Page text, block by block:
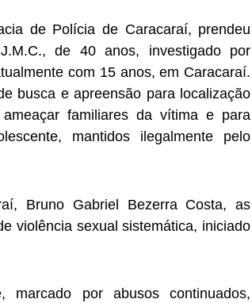
de Polícia de Caracaraí, prendeu
de 40 anos, investigado por
com 15 anos, em Caracaraí.
busca e apreensão para localização
familiares da vítima e para
mantidos ilegalmente pelo
Bruno Gabriel Bezerra Costa, as
violência sexual sistemática, iniciado
marcado por abusos continuados,